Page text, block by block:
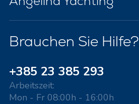
Brauchen Sie Hilfe?
+385 23 385 293
Arbeitszeit:
Mon - Fr 08:00h - 16:00h